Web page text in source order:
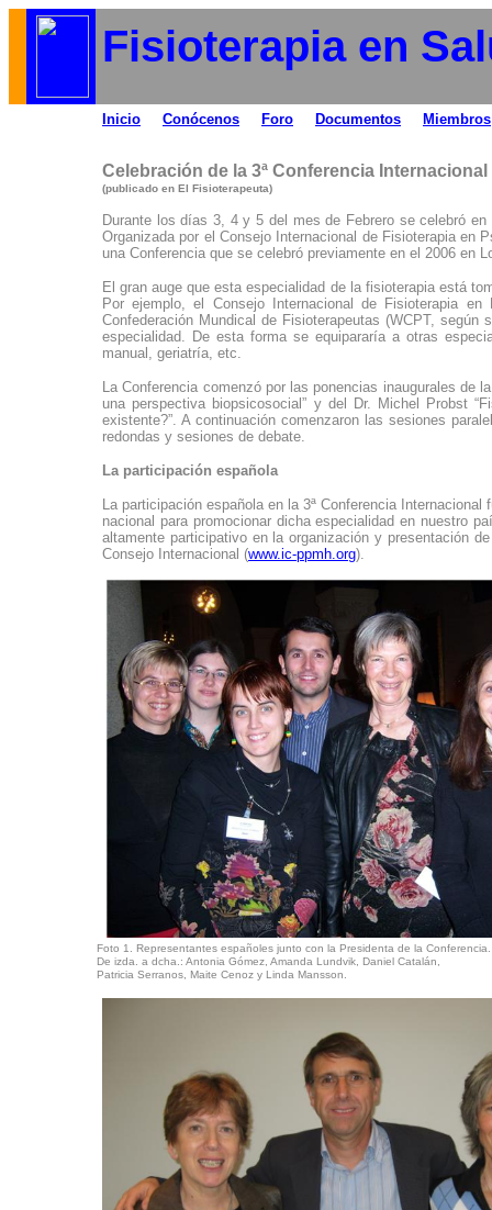
Fisioterapia en
Inicio Conócenos Foro Documentos Miembros
Celebración de la 3ª Conferencia
(publicado en El Fisioterapeuta)
Durante los días 3, 4 y 5 del mes de Febrero se celebró
Organizada por el Consejo Internacional de Fisioterapia en
una Conferencia que se celebró previamente en el 2006 en
El gran auge que esta especialidad de la fisioterapia está
Por ejemplo, el Consejo Internacional de Fisioterapia
Confederación Mundical de Fisioterapeutas (WCPT,
especialidad. De esta forma se equipararía a otras
manual, geriatría, etc.
La Conferencia comenzó por las ponencias inaugurales de
una perspectiva biopsicosocial” y del Dr. Michel Probst
existente?”. A continuación comenzaron las sesiones
redondas y sesiones de debate.
La participación española
La participación española en la 3ª Conferencia
nacional para promocionar dicha especialidad en nuestro
altamente participativo en la organización y presentación
Consejo Internacional (www.ic-ppmh.org).
Foto 1. Representantes españoles junto con la Presidenta de la Conferencia.
De izda. a dcha.: Antonia Gómez, Amanda Lundvik, Daniel Catalán,
Patricia Serranos, Maite Cenoz y Linda Mansson.